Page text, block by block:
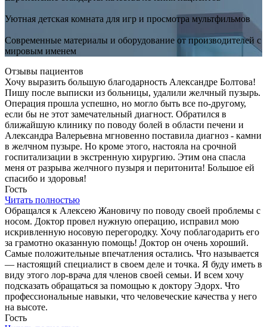
Уютная детская комната для игр и просмотра мультфильмов
Современные материалы и оборудование от производителей с
мировым именем
Отзывы пациентов
Хочу выразить большую благодарность Александре Болтова!
Пишу после выписки из больницы, удалили желчный пузырь.
Операция прошла успешно, но могло быть все по-другому,
если бы не этот замечательный диагност. Обратился в
ближайшую клинику по поводу болей в области печени и
Александра Валерьевна мгновенно поставила диагноз - камни
в желчном пузыре. Но кроме этого, настояла на срочной
госпитализации в экстренную хирургию. Этим она спасла
меня от разрыва желчного пузыря и перитонита! Большое ей
спасибо и здоровья!
Гость
Читать полностью
Обращался к Алексею Жановичу по поводу своей проблемы с
носом. Доктор провел нужную операцию, исправил мою
искривленную носовую перегородку. Хочу поблагодарить его
за грамотно оказанную помощь! Доктор он очень хороший.
Самые положительные впечатления остались. Что называется
— настоящий специалист в своем деле и точка. Я буду иметь в
виду этого лор-врача для членов своей семьи. И всем хочу
подсказать обращаться за помощью к доктору Эдорх. Что
профессиональные навыки, что человеческие качества у него
на высоте.
Гость